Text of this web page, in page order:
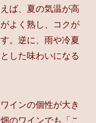
ば、夏の気温が高
よく熟し、コクが
。逆に、雨や冷夏
した味わいになる
インの個性が大き
のワインでも「こ